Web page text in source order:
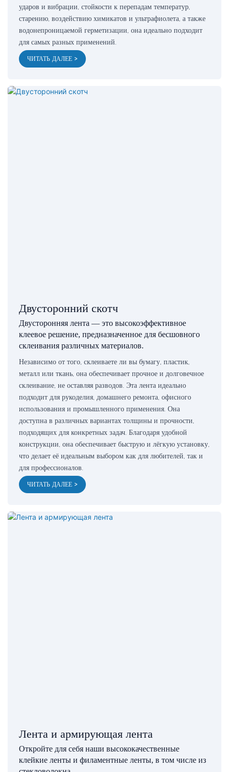
ударов и вибрации, стойкости к перепадам температур,
старению, воздействию химикатов и ультрафиолета, а также
водонепроницаемой герметизации, она идеально подходит
для самых разных применений.
ЧИТАТЬ ДАЛЕЕ >
Двусторонний скотч
Двусторонняя лента — это высокоэффективное
клеевое решение, предназначенное для бесшовного
склеивания различных материалов.
Независимо от того, склеиваете ли вы бумагу, пластик,
металл или ткань, она обеспечивает прочное и долговечное
склеивание, не оставляя разводов. Эта лента идеально
подходит для рукоделия, домашнего ремонта, офисного
использования и промышленного применения. Она
доступна в различных вариантах толщины и прочности,
подходящих для конкретных задач. Благодаря удобной
конструкции, она обеспечивает быструю и лёгкую установку,
что делает её идеальным выбором как для любителей, так и
для профессионалов.
ЧИТАТЬ ДАЛЕЕ >
Лента и армирующая лента
Откройте для себя наши высококачественные
клейкие ленты и филаментные ленты, в том числе из